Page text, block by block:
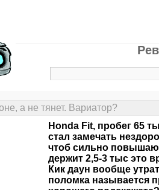
а не тянет. Вариатор?
Honda Fit, пробег 65
стал замечать
чтоб сильно
держит 2,5-3 тыс это
Кик даун вообще
поломка называется